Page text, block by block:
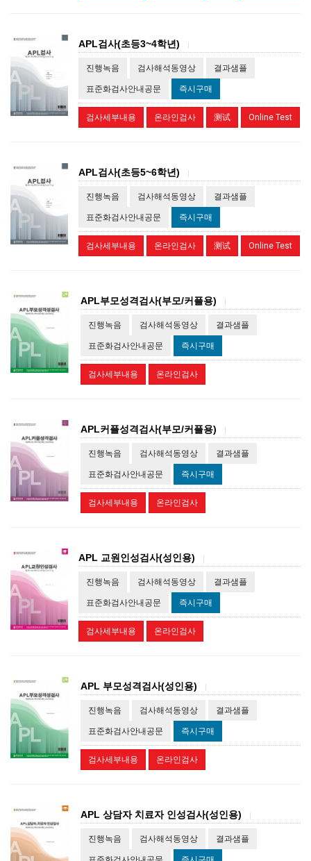
APL검사(초등3~4학년)
진행녹음 검사해석동영상 결과샘플
표준화검사안내공문 즉시구매
검사세부내용 온라인검사 测试 Online Test
APL검사(초등5~6학년)
진행녹음 검사해석동영상 결과샘플
표준화검사안내공문 즉시구매
검사세부내용 온라인검사 测试 Online Test
APL부모성격검사(부모/커플용)
진행녹음 검사해석동영상 결과샘플
표준화검사안내공문 즉시구매
검사세부내용 온라인검사
APL커플성격검사(부모/커플용)
진행녹음 검사해석동영상 결과샘플
표준화검사안내공문 즉시구매
검사세부내용 온라인검사
APL 교원인성검사(성인용)
진행녹음 검사해석동영상 결과샘플
표준화검사안내공문 즉시구매
검사세부내용 온라인검사
APL 부모성격검사(성인용)
진행녹음 검사해석동영상 결과샘플
표준화검사안내공문 즉시구매
검사세부내용 온라인검사
APL 상담자 치료자 인성검사(성인용)
진행녹음 검사해석동영상 결과샘플